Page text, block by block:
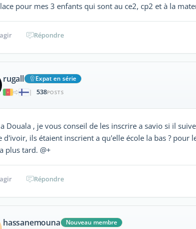
pour mes 3 enfants qui sont au ce2, cp2 et à la
Répondre
rugall
Expat en série
|
538POSTS
Douala , je vous conseil de les inscrire a savio si il
d'ivoir, ils étaient inscrient a qu'elle école la bas ? pour
plus tard. @+
Répondre
hassanemouna
Nouveau membre